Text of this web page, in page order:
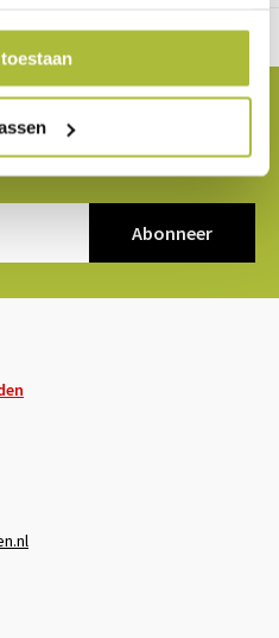
vanaf €2000 in NL
laatste nieuwtjes
Abonneer